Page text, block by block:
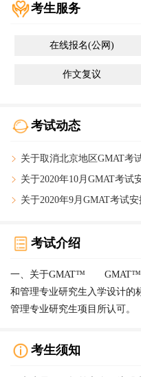
考生服务
在线报名(公网)
作文复议
考试动态
关于取消北京地区GMAT考
关于2020年10月GMAT考试
关于2020年9月GMAT考试
考试介绍
一、关于GMAT™ GMAT™
和管理专业研究生入学设计的
管理专业研究生项目所认可
考生须知